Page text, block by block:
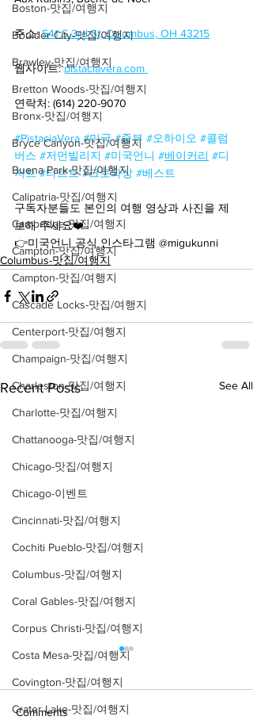
Boston-맛집/여행지
Boulder City-맛집/여행지
Brawley-맛집/여행지
Bretton Woods-맛집/여행지
Bronx-맛집/여행지
Bryce Canyon-맛집/여행지
Buena Park-맛집/여행지
Calipatria-맛집/여행지
Cambridge-맛집/여행지
Campton-맛집/여행지
Campton-맛집/여행지
Cascade Locks-맛집/여행지
Centerport-맛집/여행지
Champaign-맛집/여행지
Charleston-맛집/여행지
Charlotte-맛집/여행지
Chattanooga-맛집/여행지
Chicago-맛집/여행지
Chicago-이벤트
Cincinnati-맛집/여행지
Cochiti Pueblo-맛집/여행지
Columbus-맛집/여행지
Coral Gables-맛집/여행지
Corpus Christi-맛집/여행지
Costa Mesa-맛집/여행지
Covington-맛집/여행지
Crater Lake-맛집/여행지
주소: 541 S 3rd St, Columbus, OH 43215
웹사이트: pistaciavera.com
연락처: (614) 220-9070
#PistaciaVera #미국 #중부 #오하이오 #콜럼
버스 #저먼빌리지 #미국언니 #베이커리 #디
저트 #타르트 #크로와상 #베스트
구독자분들도 본인의 여행 영상과 사진을 제
보해 주세요❤️
👉미국언니 공식 인스타그램 @migukunni
Columbus-맛집/여행지
Recent Posts See All
Comments